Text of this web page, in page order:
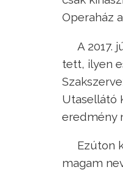
Operaház
A 2017.
tett, ilyen
Utasellátó
eredmény
Ezúton
magam